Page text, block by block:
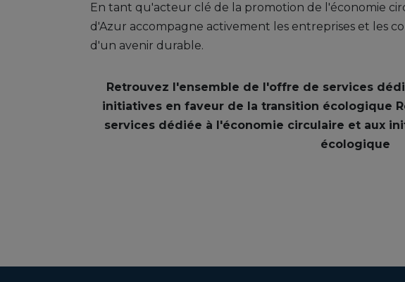
En tant qu'acteur clé de la promotion de l'économie
d'Azur accompagne activement les entreprises et les
d'un avenir durable.
Retrouvez l'ensemble de l'offre de services
initiatives en faveur de la transition écologique
services dédiée à l'économie circulaire et aux
écologique